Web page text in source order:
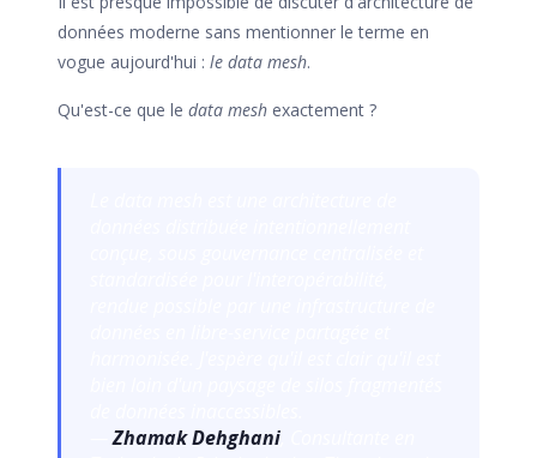
données moderne sans mentionner le terme en
vogue aujourd'hui : le data mesh.
Qu'est-ce que le data mesh exactement ?
—Zhamak Dehghani